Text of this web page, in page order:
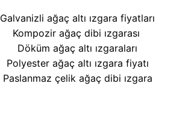
Galvanizli ağaç altı ızgara fiyatları
Kompozir ağaç dibi ızgarası
Döküm ağaç altı ızgaraları
Polyester ağaç altı ızgara fiyatı
Paslanmaz çelik ağaç dibi ızgara